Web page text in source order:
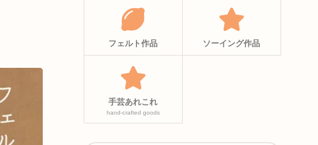
フェルト作品 ソーイング作品
手芸あれこれ
hand-crafted goods